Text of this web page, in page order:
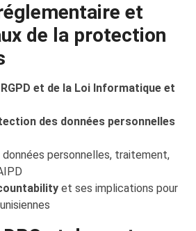
et
de la protection
RGPD et de la Loi Informatique et
des données personnelles
personnelles, traitement,
et ses implications pour